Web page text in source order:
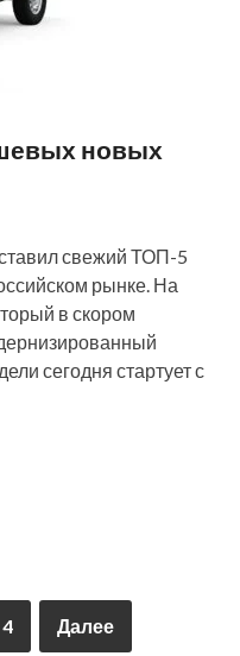
новых
свежий ТОП-5
рынке. На
в скором
сегодня стартует с
4 Далее